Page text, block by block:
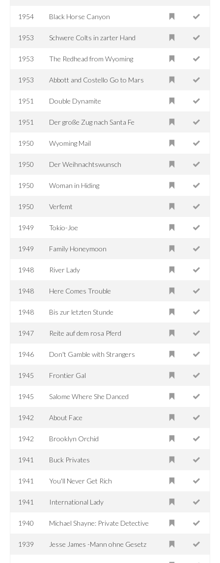
1954 Black Horse Canyon
1953 Schwere Colts in zarter Hand
1953 The Redhead from Wyoming
1953 Abbott and Costello Go to Mars
1951 Double Dynamite
1951 Der große Zug nach Santa Fe
1950 Wyoming Mail
1950 Der Weihnachtswunsch
1950 Woman in Hiding
1950 Verfemt
1949 Tokio-Joe
1949 Family Honeymoon
1948 River Lady
1948 Here Comes Trouble
1948 Bis zur letzten Stunde
1947 Reite auf dem rosa Pferd
1946 Don't Gamble with Strangers
1945 Frontier Gal
1945 Salome Where She Danced
1942 About Face
1942 Brooklyn Orchid
1941 Buck Privates
1941 You'll Never Get Rich
1941 International Lady
1940 Michael Shayne: Private Detective
1939 Jesse James -Mann ohne Gesetz